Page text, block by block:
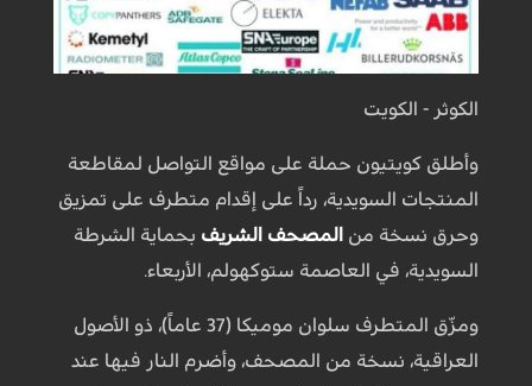
الكوثر - الكويت
وأطلق كويتيون حملة على مواقع التواصل لمقاطعة
المنتجات السويدية، رداً على إقدام متطرف على تمزيق
وحرق نسخة من المصحف الشريف بحماية الشرطة
السويدية، في العاصمة ستوكهولم، الأربعاء.
ومزّق المتطرف سلوان موميكا (37 عاماً)، ذو الأصول
العراقية، نسخة من المصحف، وأضرم النار فيها عند